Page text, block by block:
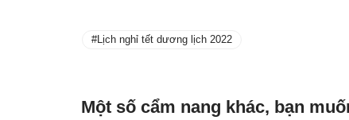
Lịch nghỉ tết dương lịch 2022
Một số cẩm nang khác, bạn